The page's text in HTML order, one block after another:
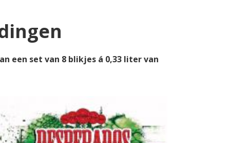
een set van 8 blikjes á 0,33 liter van